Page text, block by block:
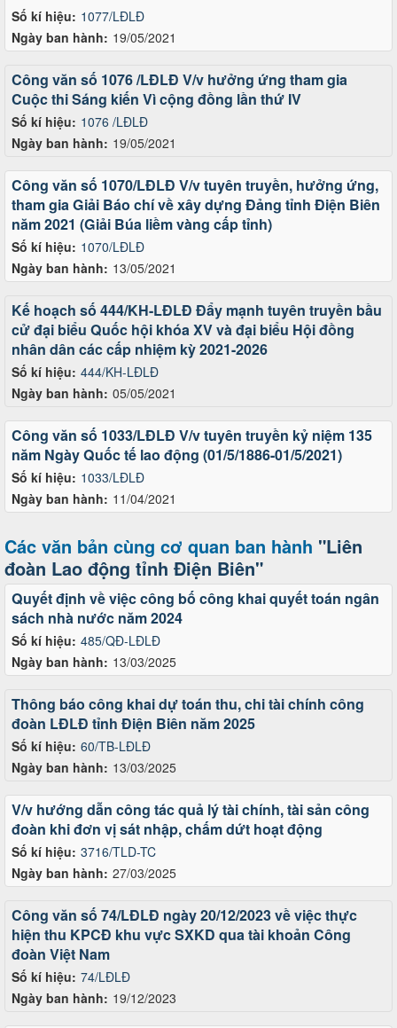
Số kí hiệu: 1077/LĐLĐ
Ngày ban hành: 19/05/2021
Số kí hiệu: 1076 /LĐLĐ
Ngày ban hành: 19/05/2021
Công văn số 1076 /LĐLĐ V/v hưởng ứng tham gia
Cuộc thi Sáng kiến Vì cộng đồng lần thứ IV
Số kí hiệu: 1070/LĐLĐ
Ngày ban hành: 13/05/2021
Công văn số 1070/LĐLĐ V/v tuyên truyền, hưởng ứng,
tham gia Giải Báo chí về xây dựng Đảng tỉnh Điện Biên
năm 2021 (Giải Búa liềm vàng cấp tỉnh)
Số kí hiệu: 444/KH-LĐLĐ
Ngày ban hành: 05/05/2021
Kế hoạch số 444/KH-LĐLĐ Đẩy mạnh tuyên truyền bầu
cử đại biểu Quốc hội khóa XV và đại biểu Hội đồng
nhân dân các cấp nhiệm kỳ 2021-2026
Số kí hiệu: 1033/LĐLĐ
Ngày ban hành: 11/04/2021
Công văn số 1033/LĐLĐ V/v tuyên truyền kỷ niệm 135
năm Ngày Quốc tế lao động (01/5/1886-01/5/2021)
Các văn bản cùng cơ quan ban hành "Liên
đoàn Lao động tỉnh Điện Biên"
Số kí hiệu: 485/QĐ-LĐLĐ
Ngày ban hành: 13/03/2025
Quyết định về việc công bố công khai quyết toán ngân
sách nhà nước năm 2024
Số kí hiệu: 60/TB-LĐLĐ
Ngày ban hành: 13/03/2025
Thông báo công khai dự toán thu, chi tài chính công
đoàn LĐLĐ tỉnh Điện Biên năm 2025
Số kí hiệu: 3716/TLD-TC
Ngày ban hành: 27/03/2025
V/v hướng dẫn công tác quả lý tài chính, tài sản công
đoàn khi đơn vị sát nhập, chấm dứt hoạt động
Số kí hiệu: 74/LĐLĐ
Ngày ban hành: 19/12/2023
Công văn số 74/LĐLĐ ngày 20/12/2023 về việc thực
hiện thu KPCĐ khu vực SXKD qua tài khoản Công
đoàn Việt Nam